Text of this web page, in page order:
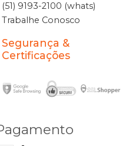
(51) 9193-2100 (whats)
Trabalhe Conosco
Segurança &
Certificações